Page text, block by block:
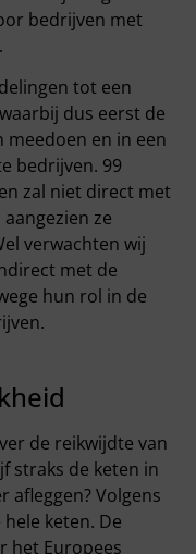
bedrijven met
.
tot een
dus eerst de
en in een
bedrijven. 99
zal niet direct met
ze
verwachten wij
met de
hun rol in de
de reikwijdte van
straks de keten in
afleggen? Volgens
keten. De
het Europees